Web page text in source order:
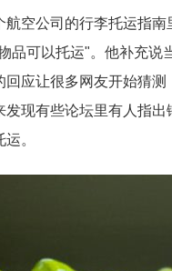
空公司的行李托运指
品可以托运"。他补充
应让很多网友开始猜
发现有些论坛里有人指
。